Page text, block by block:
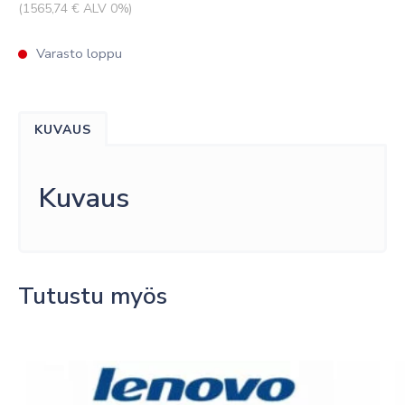
(1565,74 € ALV 0%)
Varasto loppu
KUVAUS
Kuvaus
Tutustu myös